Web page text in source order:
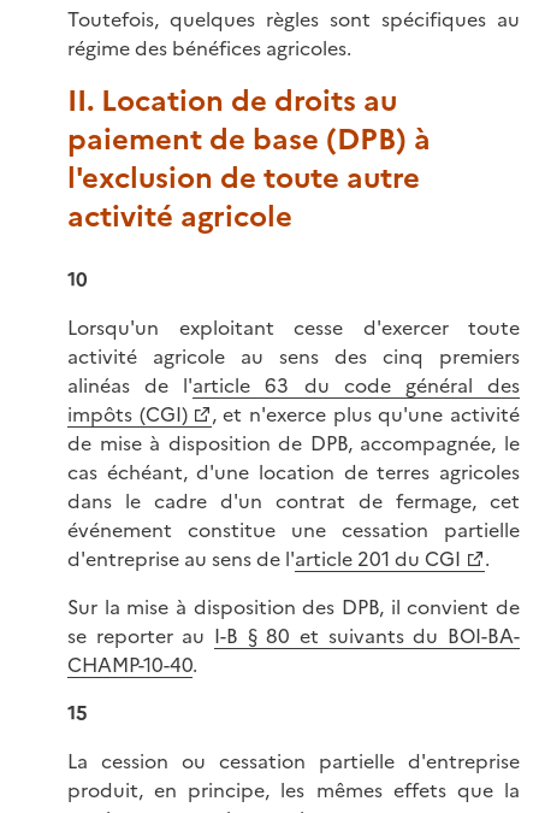
Toutefois, quelques règles sont spécifiques au
régime des bénéfices agricoles.
II. Location de droits au
paiement de base (DPB) à
l'exclusion de toute autre
activité agricole
10
Lorsqu'un exploitant cesse d'exercer toute
activité agricole au sens des cinq premiers
alinéas de l'article 63 du code général des
impôts (CGI)
, et n'exerce plus qu'une activité
de mise à disposition de DPB, accompagnée, le
cas échéant, d'une location de terres agricoles
dans le cadre d'un contrat de fermage, cet
événement constitue une cessation partielle
d'entreprise au sens de l'article 201 du CGI
.
Sur la mise à disposition des DPB, il convient de
se reporter au I-B § 80 et suivants du BOI-BA-
CHAMP-10-40.
15
La cession ou cessation partielle d'entreprise
produit, en principe, les mêmes effets que la